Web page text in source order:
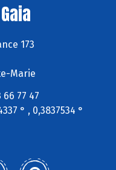
173
Marie
77 47
° , 0,3837534 °